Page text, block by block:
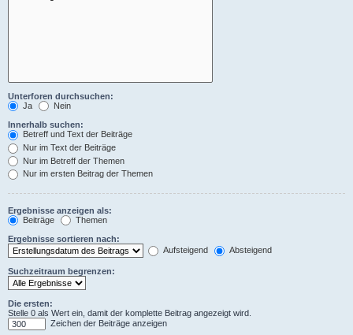
Unterforen durchsuchen:
Ja
Nein
Innerhalb suchen:
Betreff und Text der Beiträge
Nur im Text der Beiträge
Nur im Betreff der Themen
Nur im ersten Beitrag der Themen
Ergebnisse anzeigen als:
Beiträge
Themen
Ergebnisse sortieren nach:
Aufsteigend
Absteigend
Suchzeitraum begrenzen:
Die ersten:
Stelle 0 als Wert ein, damit der komplette Beitrag angezeigt wird.
Zeichen der Beiträge anzeigen